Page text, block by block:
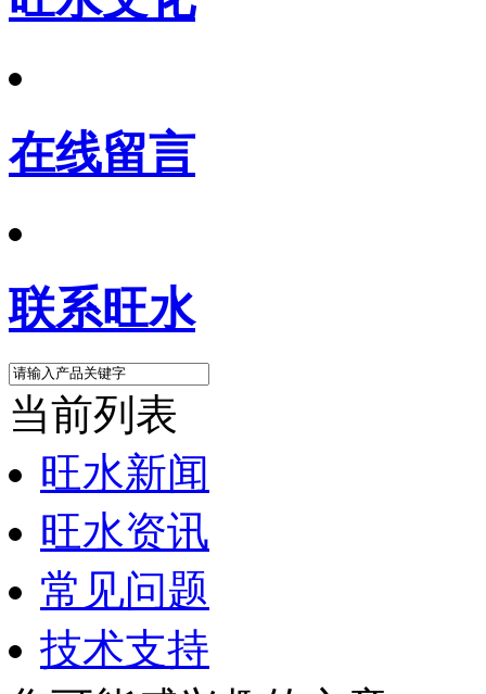
在线留言
联系旺水
当前列表
旺水新闻
旺水资讯
常见问题
技术支持